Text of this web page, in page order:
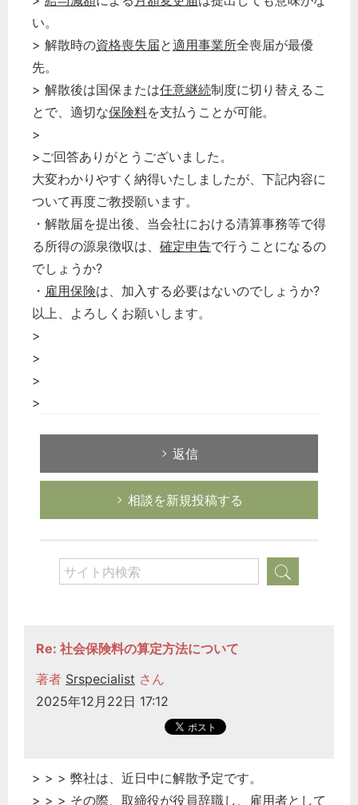
い。
> 解散時の資格喪失届と適用事業所全喪届が最優
先。
> 解散後は国保または任意継続制度に切り替えるこ
とで、適切な保険料を支払うことが可能。
>
>ご回答ありがとうございました。
大変わかりやすく納得いたしましたが、下記内容に
ついて再度ご教授願います。
・解散届を提出後、当会社における清算事務等で得
る所得の源泉徴収は、 確定申告で行うことになるの
でしょうか?
・ 雇用保険は、加入する必要はないのでしょうか?
以上、よろしくお願いします。
>
>
>
>
返信
相談を新規投稿する
Re: 社会保険料の算定方法について
著者 Srspecialist さん
2025年12月22日 17:12
> > > 弊社は、近日中に解散予定です。
> > > その際、 取締役が役員辞職し、 雇用者として
総務の給湯室
次へ